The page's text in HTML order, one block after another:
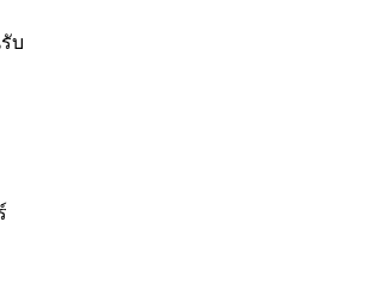
บ